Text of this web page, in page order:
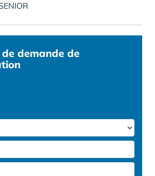
de demande de